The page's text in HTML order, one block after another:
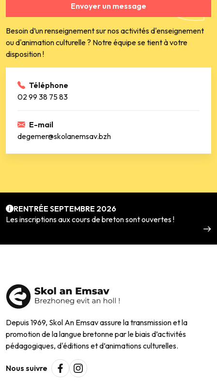
Envoyer un message
Besoin d’un renseignement sur nos activités d'enseignement
ou d'animation culturelle ? Notre équipe se tient à votre
disposition !
Téléphone
02 99 38 75 83
E-mail
degemer@skolanemsav.bzh
RENTRÉE SEPTEMBRE 2026
Les inscriptions aux cours de breton sont ouvertes !
Depuis 1969, Skol An Emsav assure la transmission et la
promotion de la langue bretonne par le biais d’activités
pédagogiques, d'éditions et d’animations culturelles.
Nous suivre